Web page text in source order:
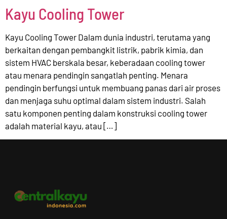
Kayu Cooling Tower
Kayu Cooling Tower Dalam dunia industri, terutama yang
berkaitan dengan pembangkit listrik, pabrik kimia, dan
sistem HVAC berskala besar, keberadaan cooling tower
atau menara pendingin sangatlah penting. Menara
pendingin berfungsi untuk membuang panas dari air proses
dan menjaga suhu optimal dalam sistem industri. Salah
satu komponen penting dalam konstruksi cooling tower
adalah material kayu, atau […]